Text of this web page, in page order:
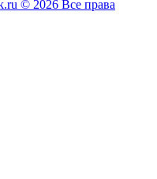
© 2026 Все права